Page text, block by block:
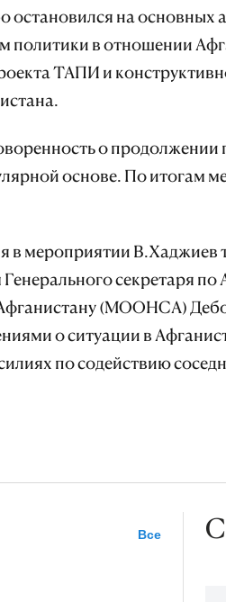
остановился на основных
политики в отношении
ТАПИ и
о продолжении
основе. По итогам
в мероприятии В.Хаджиев
Генерального секретаря
(МООНСА)
о ситуации в
по содействию
Все